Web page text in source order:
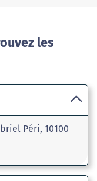
les
Péri, 10100